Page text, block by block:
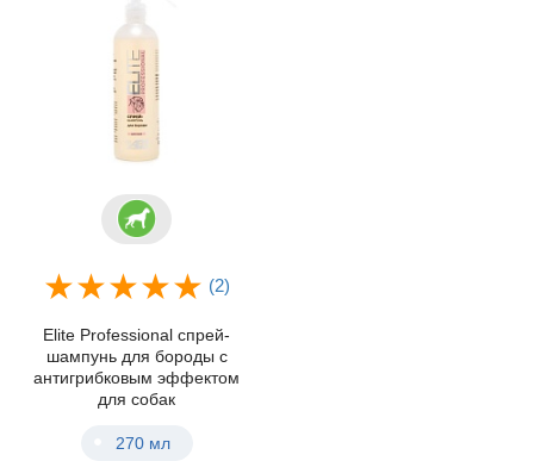
(2)
Elite Professional спрей-
шампунь для бороды с
антигрибковым эффектом
для собак
270 мл